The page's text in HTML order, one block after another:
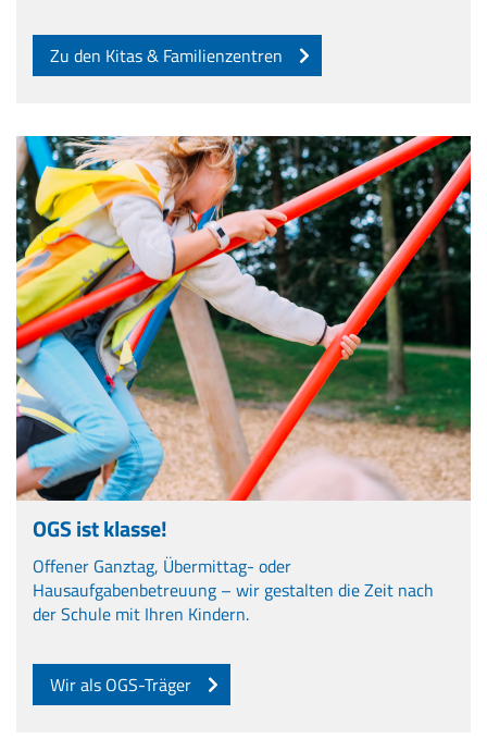
Zu den Kitas & Familienzentren
OGS ist klasse!
Offener Ganztag, Übermittag- oder
Hausaufgabenbetreuung – wir gestalten die Zeit nach
der Schule mit Ihren Kindern.
Wir als OGS-Träger